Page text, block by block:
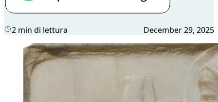
2 min di lettura December 29, 2025